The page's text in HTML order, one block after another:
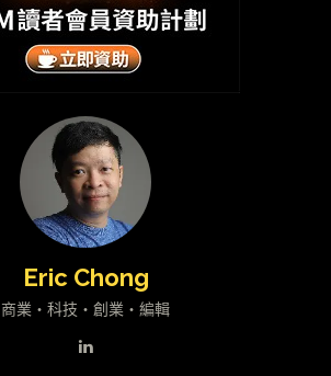
Eric Chong
商業・科技・創業・編輯